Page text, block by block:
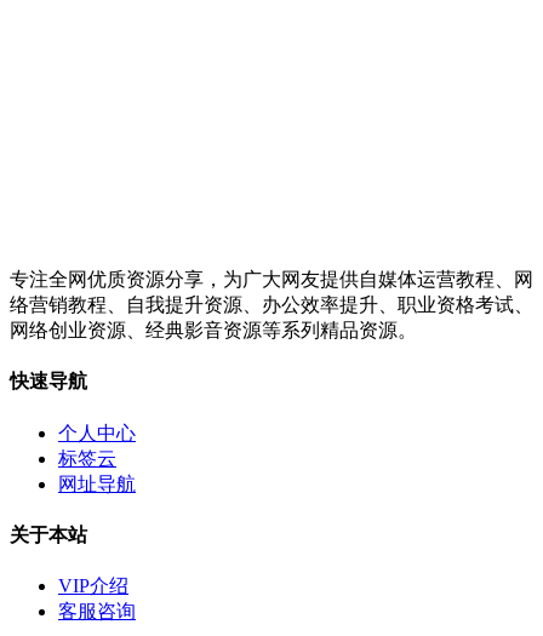
专注全网优质资源分享，为广大网友提供自媒体运营教程、网
络营销教程、自我提升资源、办公效率提升、职业资格考试、
网络创业资源、经典影音资源等系列精品资源。
快速导航
个人中心
标签云
网址导航
关于本站
VIP介绍
客服咨询